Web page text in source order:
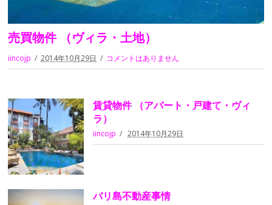
売買物件 （ヴィラ・土地）
iincojp 2014年10月29日 コメントはありません
賃貸物件 （アパート・戸建て・ヴィ
ラ）
iincojp 2014年10月29日
バリ島不動産事情